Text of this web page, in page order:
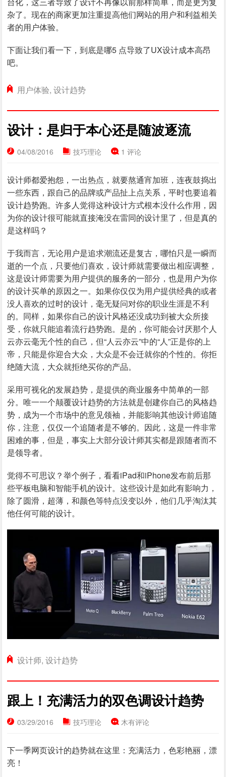
杂了。现在的商家更加注重提高他们网站的用户和利益相关
者的用户体验。
下面让我们看一下，到底是哪5 点导致了UX设计成本高昂
吧。
用户体验,设计趋势
设计：是归于本心还是随波逐流
04/08/2016 技巧理论 1 评论
设计师都爱抱怨，一出热点，就要熬通宵加班，连夜鼓捣出
一些东西，跟自己的品牌或产品扯上点关系，平时也要追着
设计趋势跑。许多人觉得这种设计方式根本没什么作用，因
为你的设计很可能就直接淹没在雷同的设计里了，但是真的
是这样吗？
于我而言，无论用户是追求潮流还是复古，哪怕只是一瞬而
逝的一个点，只要他们喜欢，设计师就需要做出相应调整，
这是设计师需要为用户提供的服务的一部分，也是用户为你
的设计买单的原因之一。如果你仅仅为用户提供经典的或者
没人喜欢的过时的设计，毫无疑问对你的职业生涯是不利
的。同样，如果你自己的设计风格还没成功到被大众所接
受，你就只能追着流行趋势跑。是的，你可能会讨厌那个人
云亦云毫无个性的自己，但“人云亦云”中的“人”正是你的上
帝，只能是你迎合大众，大众是不会迁就你的个性的。你拒
绝随大流，大众就拒绝买你的产品。
采用可视化的发展趋势，是提供的商业服务中简单的一部
分。唯一一个颠覆设计趋势的方法就是创建你自己的风格趋
势，成为一个市场中的意见领袖，并能影响其他设计师追随
你，注意，仅仅一个追随者是不够的。因此，这是一件非常
困难的事，但是，事实上大部分设计师其实都是跟随者而不
是领导者。
觉得不可思议？举个例子，看看iPad和iPhone发布前后那
些平板电脑和智能手机的设计。这些设计是如此有影响力，
除了圆滑，超薄，和颜色等特点没变以外，他们几乎淘汰其
他任何可能的设计。
设计师,设计趋势
跟上！充满活力的双色调设计趋势
03/29/2016 技巧理论 木有评论
下一季网页设计的趋势就在这里：充满活力，色彩艳丽，漂
亮！